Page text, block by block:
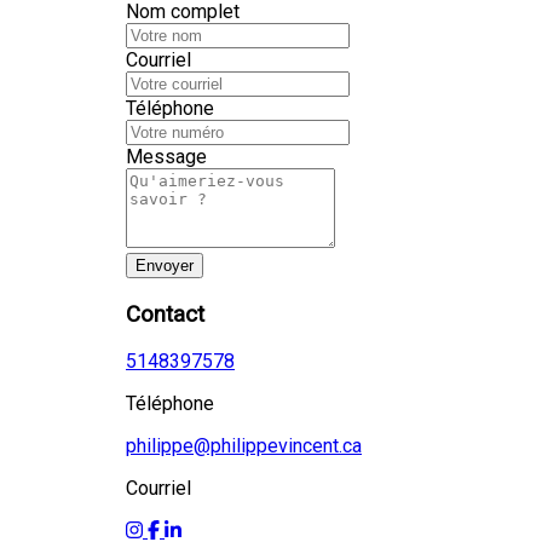
Nom complet
Courriel
Téléphone
Message
Envoyer
Contact
5148397578
Téléphone
philippe@philippevincent.ca
Courriel